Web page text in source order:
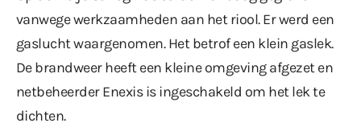
vanwege werkzaamheden aan het riool. Er werd een
gaslucht waargenomen. Het betrof een klein gaslek.
De brandweer heeft een kleine omgeving afgezet en
netbeheerder Enexis is ingeschakeld om het lek te
dichten.